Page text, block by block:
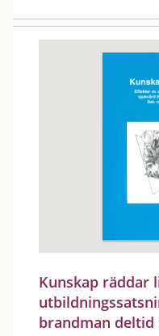
Kunskap räddar
brandman deltid